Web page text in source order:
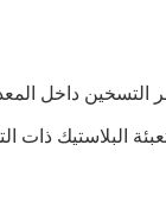
التسخين داخل
البلاستيك ذات